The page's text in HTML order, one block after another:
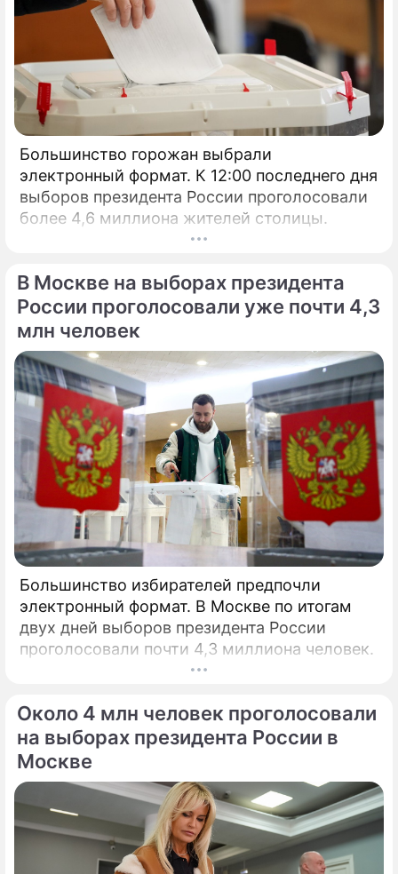
Большинство горожан выбрали
электронный формат. К 12:00 последнего дня
выборов президента России проголосовали
более 4,6 миллиона жителей столицы.
В Москве на выборах президента
России проголосовали уже почти 4,3
млн человек
Большинство избирателей предпочли
электронный формат. В Москве по итогам
двух дней выборов президента России
проголосовали почти 4,3 миллиона человек.
Около 4 млн человек проголосовали
на выборах президента России в
Москве